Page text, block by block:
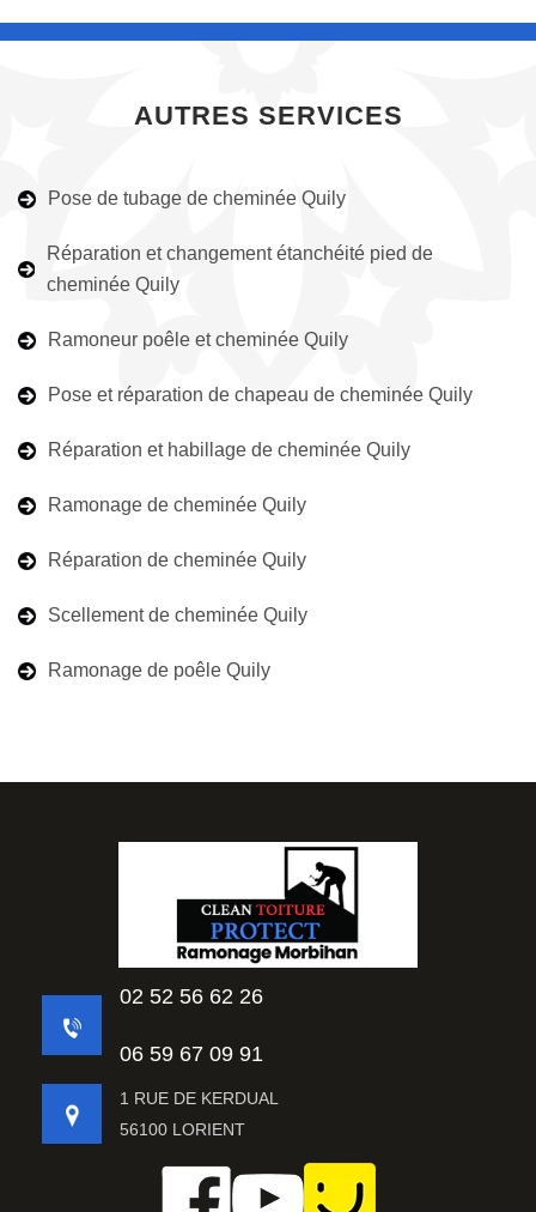
AUTRES SERVICES
Pose de tubage de cheminée Quily
Réparation et changement étanchéité pied de
cheminée Quily
Ramoneur poêle et cheminée Quily
Pose et réparation de chapeau de cheminée Quily
Réparation et habillage de cheminée Quily
Ramonage de cheminée Quily
Réparation de cheminée Quily
Scellement de cheminée Quily
Ramonage de poêle Quily
02 52 56 62 26
06 59 67 09 91
1 RUE DE KERDUAL
56100 LORIENT